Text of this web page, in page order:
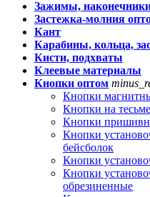
Зажимы,
Застежка-молния
Кант
Карабины, кольца,
Кисти, подхваты
Клеевые материалы
Кнопки оптом
Кнопки
Кнопки на тесьме
Кнопки
Кнопки
бейсболок
Кнопки
Кнопки
обрезиненные